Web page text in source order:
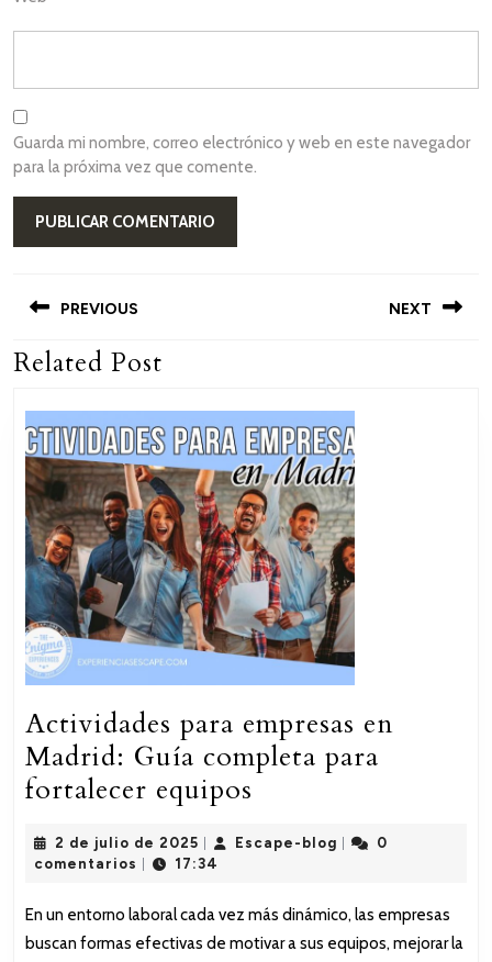
Guarda mi nombre, correo electrónico y web en este navegador
para la próxima vez que comente.
de
entradas
PREVIOUS
Entrada
NEXT
Related Post
Actividades para empresas en
Madrid: Guía completa para
fortalecer equipos
empresas
Madrid:
Guía
2 de julio de 2025 2
de
de
2025
Escape-blogEscape-
0
comentarios
17:34
En un entorno laboral cada vez más dinámico, las empresas
buscan formas efectivas de motivar a sus equipos, mejorar la